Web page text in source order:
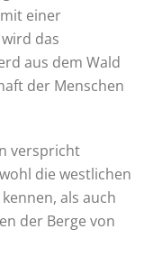
einer
das
aus dem Wald
der Menschen
verspricht
die westlichen
als auch
der Berge von